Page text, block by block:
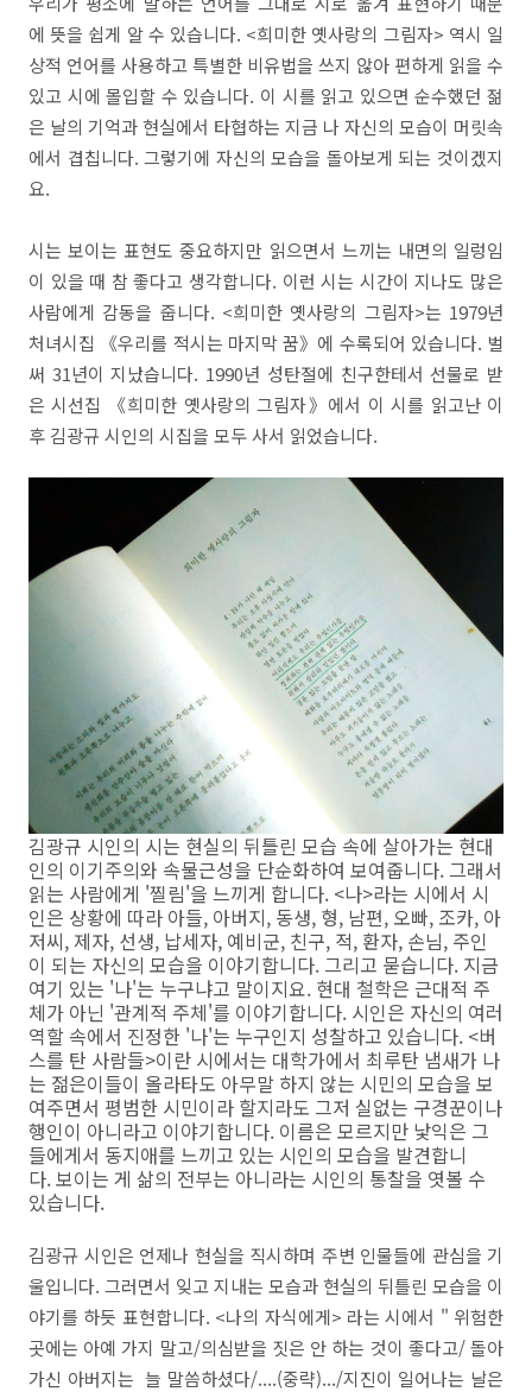
에 뜻을 쉽게 알 수 있습니다. <희미한 옛사랑의 그림자> 역시 일
상적 언어를 사용하고 특별한 비유법을 쓰지 않아 편하게 읽을 수
있고 시에 몰입할 수 있습니다. 이 시를 읽고 있으면 순수했던 젊
은 날의 기억과 현실에서 타협하는 지금 나 자신의 모습이 머릿속
에서 겹칩니다. 그렇기에 자신의 모습을 돌아보게 되는 것이겠지
요.
시는 보이는 표현도 중요하지만 읽으면서 느끼는 내면의 일렁임
이 있을 때 참 좋다고 생각합니다. 이런 시는 시간이 지나도 많은
사람에게 감동을 줍니다. <희미한 옛사랑의 그림자>는 1979년
처녀시집 《우리를 적시는 마지막 꿈》에 수록되어 있습니다. 벌
써 31년이 지났습니다. 1990년 성탄절에 친구한테서 선물로 받
은 시선집 《희미한 옛사랑의 그림자》에서 이 시를 읽고난 이
후 김광규 시인의 시집을 모두 사서 읽었습니다.
김광규 시인의 시는 현실의 뒤틀린 모습 속에 살아가는 현대
인의 이기주의와 속물근성을 단순화하여 보여줍니다. 그래서
읽는 사람에게 '찔림'을 느끼게 합니다. <나>라는 시에서 시
인은 상황에 따라 아들, 아버지, 동생, 형, 남편, 오빠, 조카, 아
저씨, 제자, 선생, 납세자, 예비군, 친구, 적, 환자, 손님, 주인
이 되는 자신의 모습을 이야기합니다. 그리고 묻습니다. 지금
여기 있는 '나'는 누구냐고 말이지요. 현대 철학은 근대적 주
체가 아닌 '관계적 주체'를 이야기합니다. 시인은 자신의 여러
역할 속에서 진정한 '나'는 누구인지 성찰하고 있습니다. <버
스를 탄 사람들>이란 시에서는 대학가에서 최루탄 냄새가 나
는 젊은이들이 올라타도 아무말 하지 않는 시민의 모습을 보
여주면서 평범한 시민이라 할지라도 그저 실없는 구경꾼이나
행인이 아니라고 이야기합니다. 이름은 모르지만 낯익은 그
들에게서 동지애를 느끼고 있는 시인의 모습을 발견합니
다. 보이는 게 삶의 전부는 아니라는 시인의 통찰을 엿볼 수
있습니다.
김광규 시인은 언제나 현실을 직시하며 주변 인물들에 관심을 기
울입니다. 그러면서 잊고 지내는 모습과 현실의 뒤틀린 모습을 이
야기를 하듯 표현합니다. <나의 자식에게> 라는 시에서 " 위험한
곳에는 아예 가지 말고/의심받을 짓은 안 하는 것이 좋다고/ 돌아
가신 아버지는 늘 말씀하셨다/....(중략).../지진이 일어나는 날은